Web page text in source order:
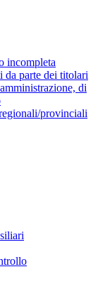
incompleta
da parte dei titolari
di
provinciali